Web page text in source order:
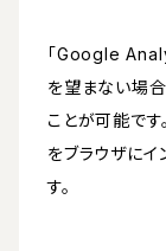
「Google
を望まない場合
ことが可能で
をブラウザに
す。